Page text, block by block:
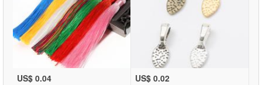
US$ 0.04 US$ 0.02